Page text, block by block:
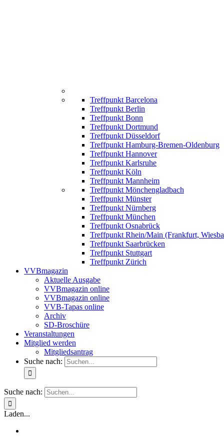
Treffpunkt Barcelona
Treffpunkt Berlin
Treffpunkt Bonn
Treffpunkt Dortmund
Treffpunkt Düsseldorf
Treffpunkt Hamburg-Bremen-Oldenburg
Treffpunkt Hannover
Treffpunkt Karlsruhe
Treffpunkt Köln
Treffpunkt Mannheim
Treffpunkt Mönchengladbach
Treffpunkt Münster
Treffpunkt Nürnberg
Treffpunkt München
Treffpunkt Osnabrück
Treffpunkt Rhein/Main (Frankfurt,
Treffpunkt Saarbrücken
Treffpunkt Stuttgart
Treffpunkt Zürich
VVBmagazin
Aktuelle Ausgabe
VVBmagazin online
VVBmagazin online
VVB-Tapas online
Archiv
SD-Broschüre
Veranstaltungen
Mitglied werden
Mitgliedsantrag
Suche nach:
Suche nach:
Laden...